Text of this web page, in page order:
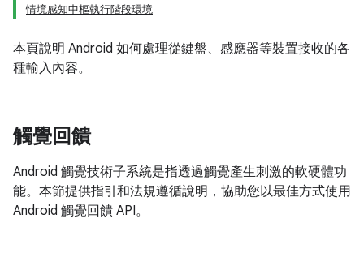
情境感知中樞執行階段環境
本頁說明 Android 如何處理從鍵盤、感應器等裝置接收的各
種輸入內容。
觸覺回饋
Android 觸覺技術子系統是指透過觸覺產生刺激的軟硬體功
能。本節提供指引和法規遵循說明，協助您以最佳方式使用
Android 觸覺回饋 API。